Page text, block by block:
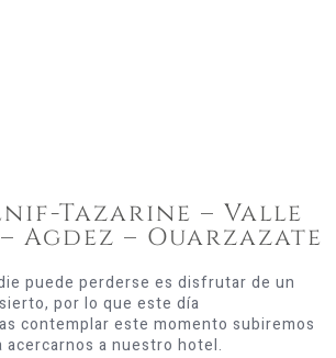
Tazarine – Valle
Agdez – Ouarzazate
puede perderse es disfrutar de un
por lo que este día
contemplar este momento subiremos
acercarnos a nuestro hotel.